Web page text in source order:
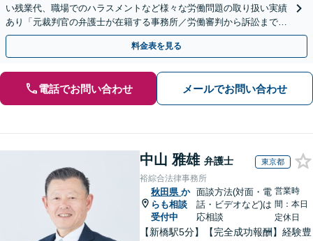
い残業代、職場でのハラスメントなど様々な労働問題の取り扱い実績
あり「元裁判官の弁護士が在籍する事務所／労働審判から訴訟まで、
裁判官経験を活かした最適な戦略を立案」
料金表を見る
電話でお問い合わせ メールでお問い合わせ
中山 雅雄 弁護士 東京都
裕綜合法律事務所
秋田県 か
らも相談
受付中
面談方法(対面・電
話・ビデオなど)は
応相談
営業時
間：本日
定休日
【新橋駅5分】【完全成功報酬】経験豊